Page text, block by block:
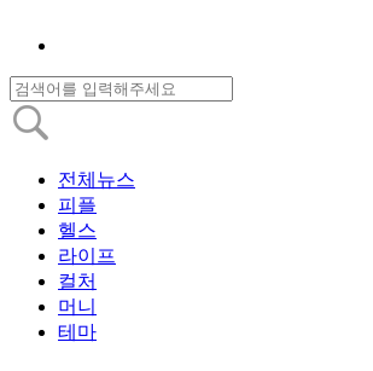
전체뉴스
피플
헬스
라이프
컬처
머니
테마